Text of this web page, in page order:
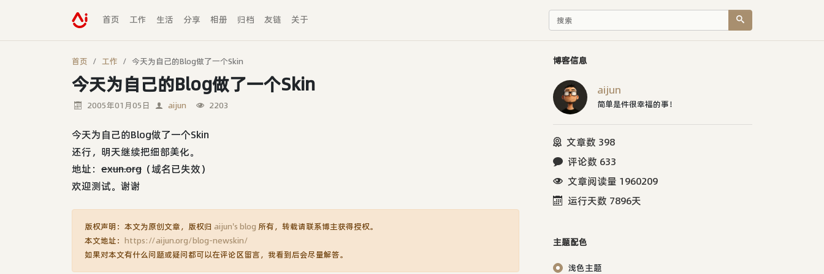
首页 工作 生活 分享 相册 归档 友链 关于
首页 工作 今天为自己的Blog做了一个Skin
今天为自己的Blog做了一个Skin
2005年01月05日 aijun 2203
今天为自己的Blog做了一个Skin
还行，明天继续把细部美化。
地址： exun.org （域名已失效）
欢迎测试。谢谢
版权声明：本文为原创文章，版权归 aijun's blog 所有，转载请联系博主获得授权。
本文地址： https://aijun.org/blog-newskin/
如果对本文有什么问题或疑问都可以在评论区留言，我看到后会尽量解答。
博客信息
aijun
简单是件很幸福的事！
文章数 398
评论数 633
文章阅读量 1960209
运行天数 7896天
主题配色
浅色主题